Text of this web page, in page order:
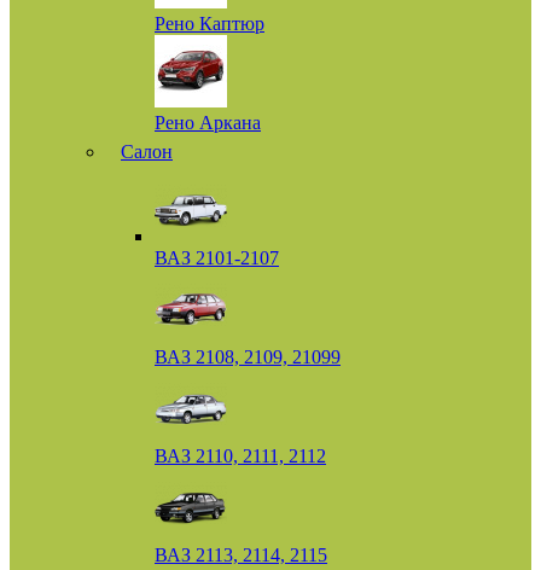
Рено Каптюр
Рено Аркана
Салон
ВАЗ 2101-2107
ВАЗ 2108, 2109, 21099
ВАЗ 2110, 2111, 2112
ВАЗ 2113, 2114, 2115